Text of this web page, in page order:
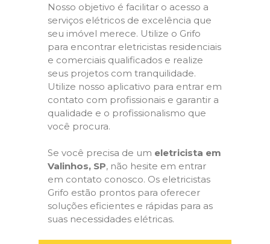
Nosso objetivo é facilitar o acesso a
serviços elétricos de excelência que
seu imóvel merece. Utilize o Grifo
para encontrar eletricistas residenciais
e comerciais qualificados e realize
seus projetos com tranquilidade.
Utilize nosso aplicativo para entrar em
contato com profissionais e garantir a
qualidade e o profissionalismo que
você procura.
Se você precisa de um eletricista em
Valinhos, SP, não hesite em entrar
em contato conosco. Os eletricistas
Grifo estão prontos para oferecer
soluções eficientes e rápidas para as
suas necessidades elétricas.